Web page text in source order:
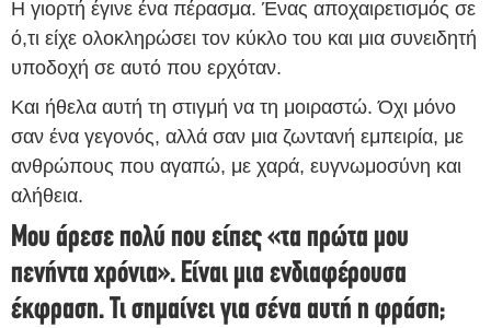
Η γιορτή έγινε ένα πέρασμα. Ένας αποχαιρετισμός σε
ό,τι είχε ολοκληρώσει τον κύκλο του και μια συνειδητή
υποδοχή σε αυτό που ερχόταν.
Και ήθελα αυτή τη στιγμή να τη μοιραστώ. Όχι μόνο
σαν ένα γεγονός, αλλά σαν μια ζωντανή εμπειρία, με
ανθρώπους που αγαπώ, με χαρά, ευγνωμοσύνη και
αλήθεια.
Μου άρεσε πολύ που είπες «τα πρώτα μου
πενήντα χρόνια». Είναι μια ενδιαφέρουσα
έκφραση. Τι σημαίνει για σένα αυτή η φράση;